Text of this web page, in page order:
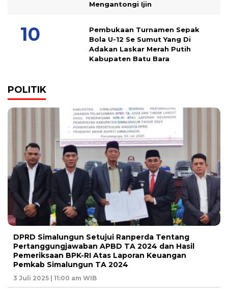
Mengantongi Ijin
Pembukaan Turnamen Sepak
Bola U-12 Se Sumut Yang Di
Adakan Laskar Merah Putih
Kabupaten Batu Bara
POLITIK
DPRD Simalungun Setujui Ranperda Tentang
Pertanggungjawaban APBD TA 2024 dan Hasil
Pemeriksaan BPK-RI Atas Laporan Keuangan
Pemkab Simalungun TA 2024
3 Juli 2025 | 11:00 am WIB